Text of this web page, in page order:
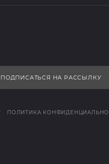
ПОДПИСАТЬСЯ НА РАССЫЛКУ
ПОЛИТИКА